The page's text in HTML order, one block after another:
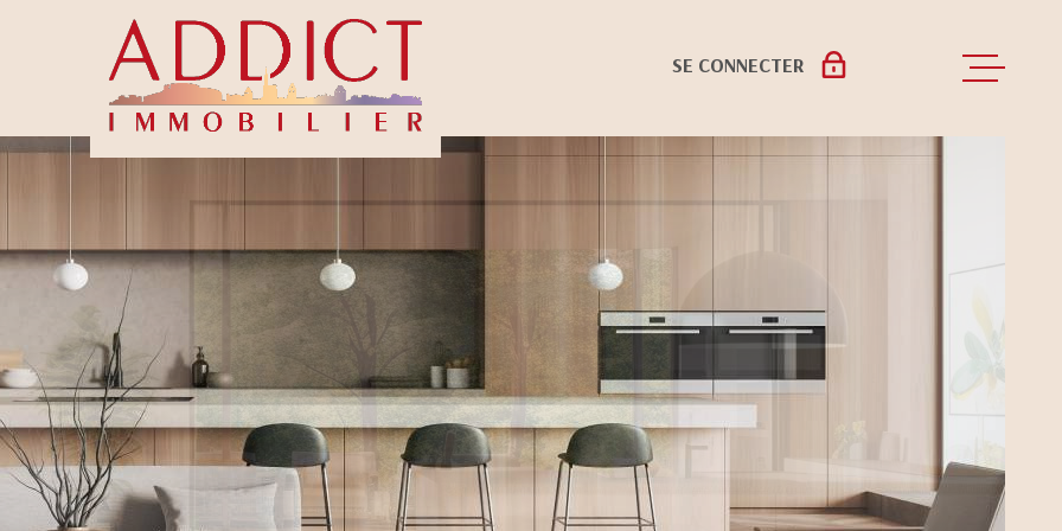
ACCUEIL
GESTION
NOS BIENS
SE CONNECTER
ESPACE PROPRIÉTAIRE